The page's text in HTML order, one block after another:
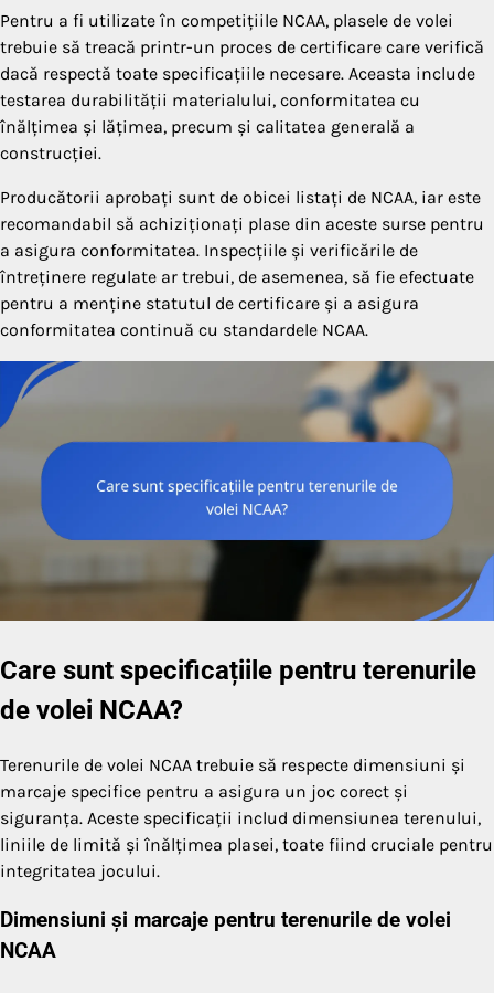
Pentru a fi utilizate în competițiile NCAA, plasele de volei
trebuie să treacă printr-un proces de certificare care verifică
dacă respectă toate specificațiile necesare. Aceasta include
testarea durabilității materialului, conformitatea cu
înălțimea și lățimea, precum și calitatea generală a
construcției.
Producătorii aprobați sunt de obicei listați de NCAA, iar este
recomandabil să achiziționați plase din aceste surse pentru
a asigura conformitatea. Inspecțiile și verificările de
întreținere regulate ar trebui, de asemenea, să fie efectuate
pentru a menține statutul de certificare și a asigura
conformitatea continuă cu standardele NCAA.
Care sunt specificațiile pentru terenurile
de volei NCAA?
Terenurile de volei NCAA trebuie să respecte dimensiuni și
marcaje specifice pentru a asigura un joc corect și
siguranța. Aceste specificații includ dimensiunea terenului,
liniile de limită și înălțimea plasei, toate fiind cruciale pentru
integritatea jocului.
Dimensiuni și marcaje pentru terenurile de volei
NCAA